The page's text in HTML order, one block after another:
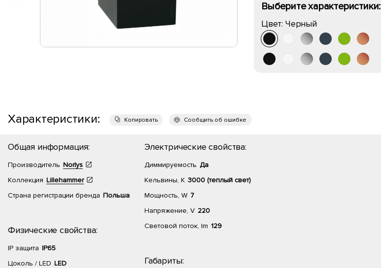
Выберите характеристики:
Цвет: Черный
Характеристики: Копировать Сообщить об ошибке
Общая информация:
Производитель Norlys
Коллекция Lillehammer
Страна регистрации бренда Польша
Физические свойства:
IP защита IP65
Цоколь / LED LED
Электрические свойства:
Диммируемость Да
Кельвины, К 3000 (теплый свет)
Мощность, W 7
Напряжение, V 220
Световой поток, lm 129
Габариты: